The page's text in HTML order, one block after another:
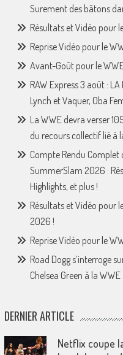
Surement des bâtons
Résultats et Vidéo pour
Reprise Vidéo pour le
Avant-Goût pour le
RAW Express 3 août :
Lynch et Vaquer, Oba
La WWE devra verser
du recours collectif lié à
Compte Rendu Complet
SummerSlam 2026 :
Highlights, et plus !
Résultats et Vidéo pour
2026 !
Reprise Vidéo pour le
Road Dogg s’interroge
Chelsea Green à la
DERNIER ARTICLE
Netflix coupe